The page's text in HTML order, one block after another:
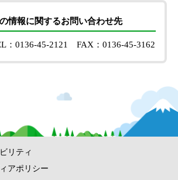
情報に関するお問い合わせ先
：0136-45-2121 FAX：0136-45-3162
リティ
アポリシー